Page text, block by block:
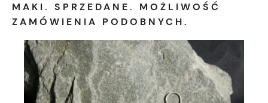
MAKI. SPRZEDANE. MOŻLIWOŚĆ
ZAMÓWIENIA PODOBNYCH.